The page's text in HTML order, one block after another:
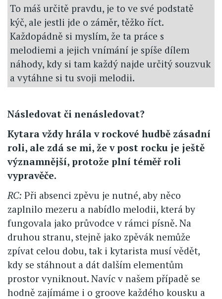
To máš určitě pravdu, je to ve své podstatě
kýč, ale jestli jde o záměr, těžko říct.
Každopádně si myslím, že ta práce s
melodiemi a jejich vnímání je spíše dílem
náhody, kdy si tam každý najde určitý souzvuk
a vytáhne si tu svoji melodii.
Následovat či nenásledovat?
Kytara vždy hrála v rockové hudbě zásadní
roli, ale zdá se mi, že v post rocku je ještě
významnější, protože plní téměř roli
vypravěče.
RC: Při absenci zpěvu je nutné, aby něco
zaplnilo mezeru a nabídlo melodii, která by
fungovala jako průvodce v rámci písně. Na
druhou stranu, stejně jako zpěvák nemůže
zpívat celou dobu, tak i kytarista musí vědět,
kdy se stáhnout a dát dalším elementům
prostor vyniknout. Navíc v našem případě se
hodně zajímáme i o groove každého kousku a